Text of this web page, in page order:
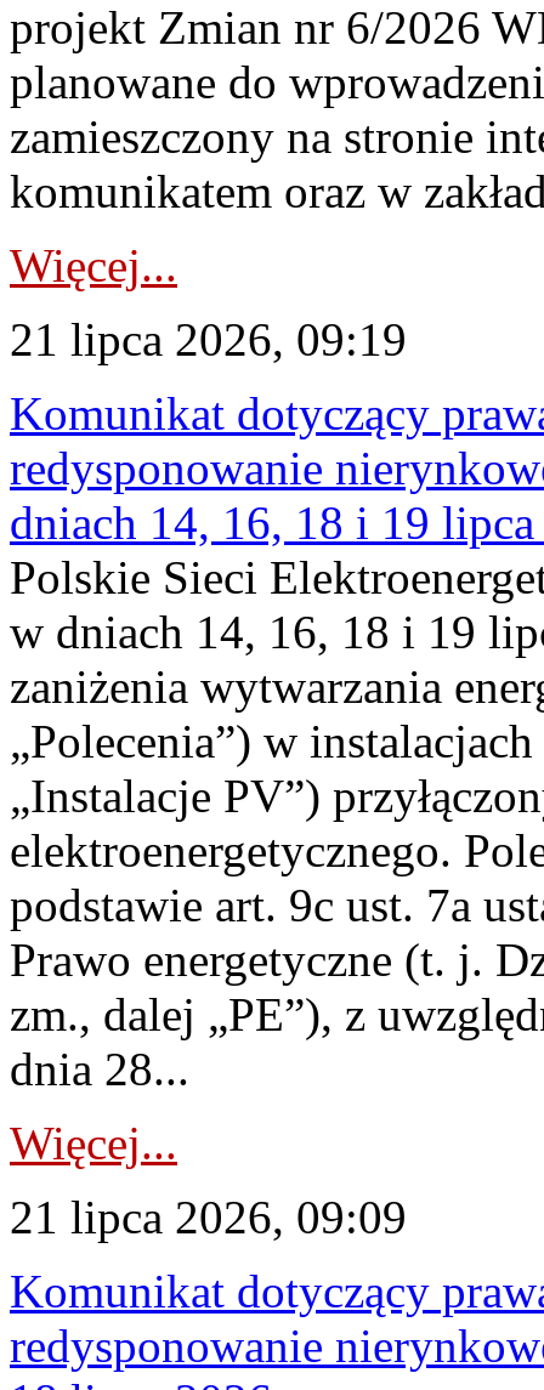
projekt Zmian nr 6/2026
planowane do
zamieszczony na stronie
komunikatem oraz w
Więcej...
21 lipca 2026, 09:19
Komunikat dotyczący
redysponowanie
dniach 14, 16, 18 i 19
Polskie Sieci
w dniach 14, 16, 18 i 19
zaniżenia wytwarzania
„Polecenia”) w
„Instalacje PV”)
elektroenergetycznego.
podstawie art. 9c ust. 7a
Prawo energetyczne (t. j.
zm., dalej „PE”), z
dnia 28...
Więcej...
21 lipca 2026, 09:09
Komunikat dotyczący
redysponowanie